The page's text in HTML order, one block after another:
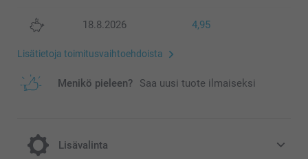
18.8.2026 4,95
Lisätietoja toimitusvaihtoehdoista
Menikö pieleen? Saa uusi tuote ilmaiseksi
Lisävalinta